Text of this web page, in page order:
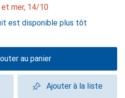
et mer, 14/10
est disponible plus tôt
au panier
Ajouter à la liste